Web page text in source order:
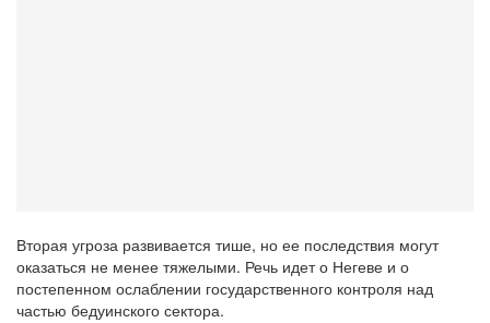
Вторая угроза развивается тише, но ее последствия могут
оказаться не менее тяжелыми. Речь идет о Негеве и о
постепенном ослаблении государственного контроля над
частью бедуинского сектора.